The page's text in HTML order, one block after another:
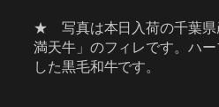
★ 写真は本日入荷の千葉県
満天牛」のフィレです。ハ
した黒毛和牛です。